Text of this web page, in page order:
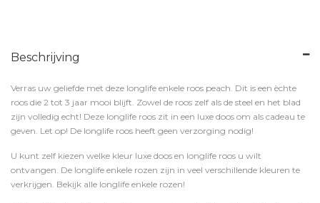
Beschrijving
Verras uw geliefde met deze longlife enkele roos peach. Dit is een èchte
roos die 2 tot 3 jaar mooi blijft. Zowel de roos zelf als de steel en het blad
zijn volledig echt! Deze longlife roos zit in een luxe doos om als cadeau te
geven. Let op! De longlife roos heeft geen verzorging nodig!
U kunt zelf kiezen welke kleur luxe doos en longlife roos u wilt
ontvangen. De longlife enkele rozen zijn in veel verschillende kleuren te
verkrijgen. Bekijk alle longlife enkele rozen!